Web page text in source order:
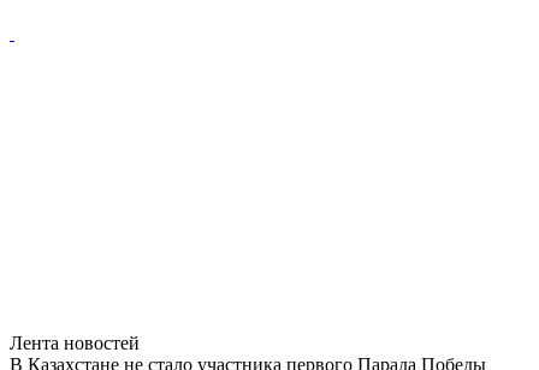
Лента новостей
В Казахстане не стало участника первого Парада Победы